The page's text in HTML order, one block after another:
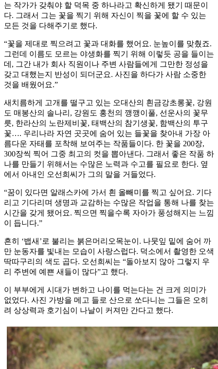
는 작가가 갖춰야 할 덕목 중 하나라고 확신하게 됐기 때문이
다. 그래서 그는 꽃을 찍기 위해 자신이 찍을 꽃에 할 수 있는
모든 것을 다해주기로 했다.
“꽃을 제대로 찍으려고 꽃과 대화를 했어요. 눈높이를 맞췄죠.
그런데 이름도 모르는 야생화를 찍기 위해 이렇듯 공을 들이는
데, 그간 내가 회사 직원이나 주변 사람들에게 그만한 정성을
갖고 대했는지 반성이 되더군요. 사진을 하다가 사람 소중한
것을 배웠어요.”
새치름하게 고개를 떨구고 있는 오대산의 흰금강초롱꽃, 강원
도 매봉산의 솔나리, 강원도 홍천의 깽깽이풀, 선운사의 꽃무
릇, 한라산의 노란제비꽃, 태백산의 참기생꽃, 함백산의 투구
꽃…. 우리나라 자연 곳곳에 숨어 있는 들꽃을 찾아내 가장 아
름다운 자태를 포착해 보여주는 작품들이다. 한 꽃을 200장,
300장씩 찍어 그중 최고의 컷을 뽑아낸다. 그래서 좋은 작품 하
나를 만들기 위해서는 수많은 노력과 수고를 필요로 한다. 옆
에서 아내인 오선희씨가 그의 말을 거들었다.
“꿈이 있다면 알래스카에 가서 흰 올빼미를 찍고 싶어요. 기다
리고 기다리며 생명과 교감하는 수많은 작업을 통해 나를 찾는
시간을 갖게 됐어요. 찍으면 찍을수록 자아가 풍성해지는 느낌
이 듭니다.”
흔히 ‘뱁새’로 불리는 붉은머리오목눈이. 나뭇잎 밑에 숨어 까
만 눈동자를 빛내는 모습이 사랑스럽다. 덕소에서 촬영한 오색
딱따구리의 색도 곱다. 오선희씨는 “돌아보지 않아 그렇지 우
리 주변에 예쁜 새들이 많다”고 했다.
이 부부에게 시대가 변하고 나이를 먹는다는 건 크게 의미가
없었다. 사진 가방을 메고 들로 산으로 쏘다니는 그들은 오히
려 상상력과 호기심이 나날이 커져만 간다고 했다.